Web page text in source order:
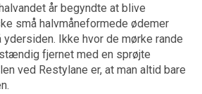
år begyndte at blive
små halvmåneformede ødemer
ydersiden. Ikke hvor de mørke rande
fjernet med en sprøjte
ved Restylane er, at man altid bare